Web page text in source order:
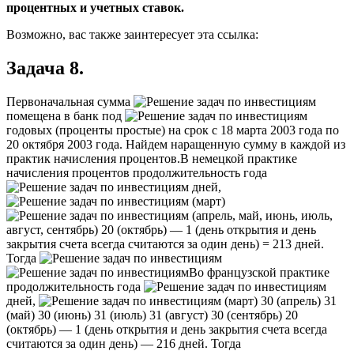
процентных и учетных ставок.
Возможно, вас также заинтересует эта ссылка:
Задача 8.
Первоначальная сумма
помещена в банк под
годовых (проценты простые) на срок с 18 марта 2003 года по
20 октября 2003 года. Найдем наращенную сумму в каждой из
практик начисления процентов.В немецкой практике
начисления процентов продолжительность года
дней,
(март)
(апрель, май, июнь, июль,
август, сентябрь) 20 (октябрь) — 1 (день открытия и день
закрытия счета всегда считаются за один день) = 213 дней.
Тогда
Во французской практике
продолжительность года
дней,
(март) 30 (апрель) 31
(май) 30 (июнь) 31 (июль) 31 (август) 30 (сентябрь) 20
(октябрь) — 1 (день открытия и день закрытия счета всегда
считаются за один день) — 216 дней. Тогда